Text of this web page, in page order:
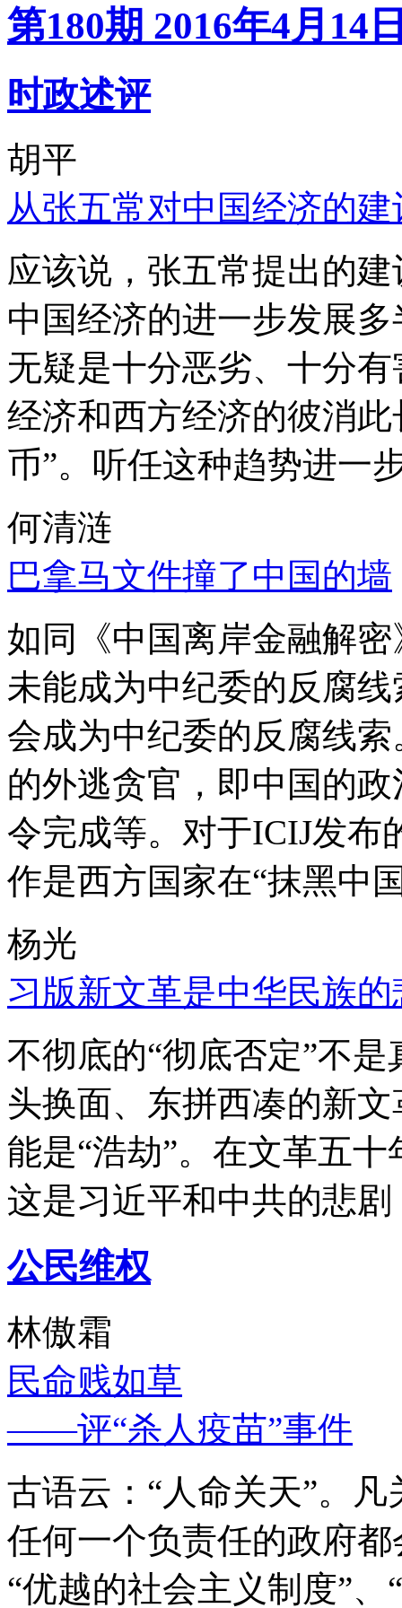
第180期 2016年4月14
时政述评
胡平
从张五常对中国经济的
应该说，张五常提出的
中国经济的进一步发展
无疑是十分恶劣、十分
经济和西方经济的彼消
币”。听任这种趋势进一
何清涟
巴拿马文件撞了中国的墙
如同《中国离岸金融解
未能成为中纪委的反腐
会成为中纪委的反腐线
的外逃贪官，即中国的
令完成等。对于ICIJ发布
作是西方国家在“抹黑中
杨光
习版新文革是中华民族的
不彻底的“彻底否定”不
头换面、东拼西凑的新
能是“浩劫”。在文革五
这是习近平和中共的悲
公民维权
林傲霜
民命贱如草
——评“杀人疫苗”事件
古语云：“人命关天”。
任何一个负责任的政府
“优越的社会主义制度”